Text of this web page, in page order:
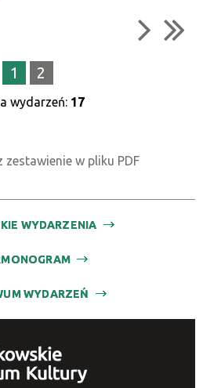
1 2
wydarzeń: 17
zestawienie w pliku PDF
WYDARZENIA
WYDARZEŃ